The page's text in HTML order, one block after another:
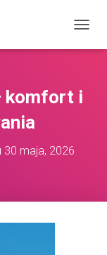
R
Ł
Ą
komfort i
30 maja, 2026